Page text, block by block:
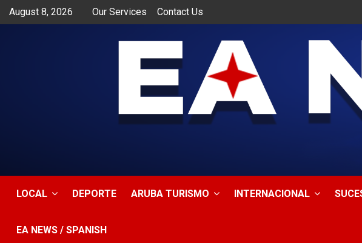
August 8, 2026 Our Services Contact Us
LOCAL DEPORTE ARUBA TURISMO INTERNACIONAL
EA NEWS / SPANISH